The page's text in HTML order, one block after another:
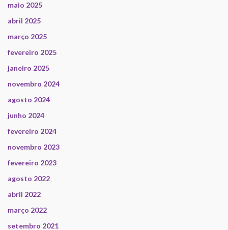
maio 2025
abril 2025
março 2025
fevereiro 2025
janeiro 2025
novembro 2024
agosto 2024
junho 2024
fevereiro 2024
novembro 2023
fevereiro 2023
agosto 2022
abril 2022
março 2022
setembro 2021